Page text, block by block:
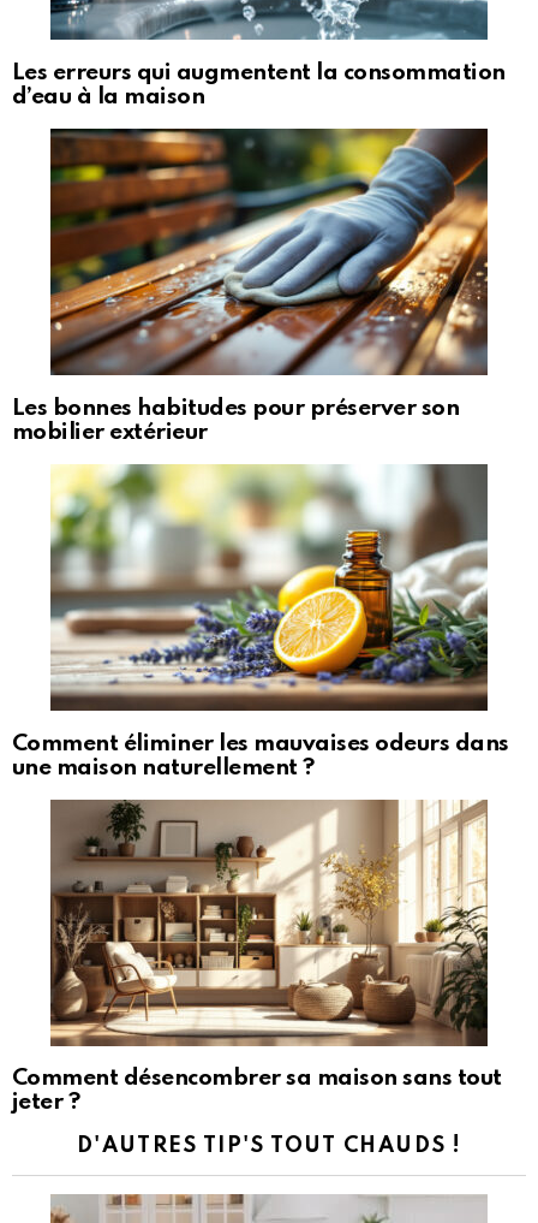
Les erreurs qui augmentent la consommation
d’eau à la maison
Les bonnes habitudes pour préserver son
mobilier extérieur
Comment éliminer les mauvaises odeurs dans
une maison naturellement ?
Comment désencombrer sa maison sans tout
jeter ?
D'AUTRES TIP'S TOUT CHAUDS !